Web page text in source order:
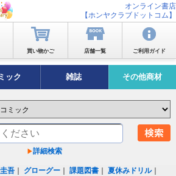
オンライン書店
【ホンヤクラブドットコム】
買い物かご 店舗一覧 ご利用ガイド
ック 雑誌 その他商材
詳細検索
吾 グローグー ｜課題図書 ｜夏休みドリル｜